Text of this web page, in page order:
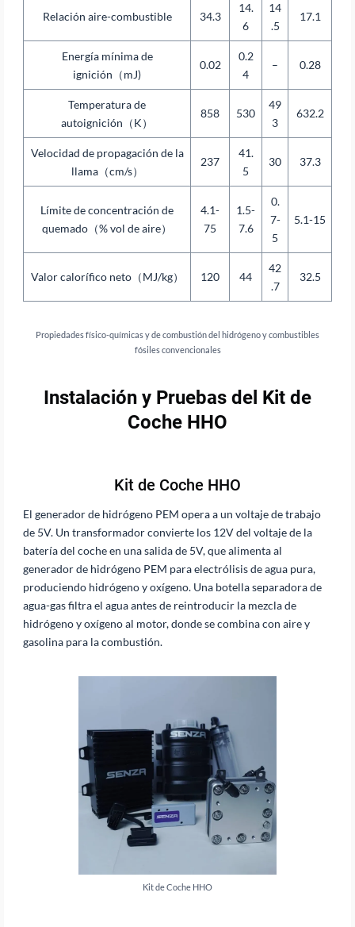
Relación aire-combustible 34.3
14.
6
14
.5
17.1
Energía mínima de
ignición（mJ)
0.02
0.2
4
– 0.28
Temperatura de
autoignición（K）
858 530
49
3
632.2
Velocidad de propagación de la
llama（cm/s）
237
41.
5
30 37.3
Límite de concentración de
quemado（% vol de aire）
4.1-
75
1.5-
7.6
0.
7-
5
5.1-15
Valor calorífico neto（MJ/kg） 120 44
42
.7
32.5
Propiedades físico-químicas y de combustión del hidrógeno y combustibles
fósiles convencionales
Instalación y Pruebas del Kit de
Coche HHO
Kit de Coche HHO
El generador de hidrógeno PEM opera a un voltaje de trabajo
de 5V. Un transformador convierte los 12V del voltaje de la
batería del coche en una salida de 5V, que alimenta al
generador de hidrógeno PEM para electrólisis de agua pura,
produciendo hidrógeno y oxígeno. Una botella separadora de
agua-gas filtra el agua antes de reintroducir la mezcla de
hidrógeno y oxígeno al motor, donde se combina con aire y
gasolina para la combustión.
Kit de Coche HHO